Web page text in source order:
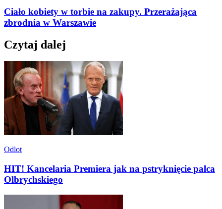
Ciało kobiety w torbie na zakupy. Przerażająca
zbrodnia w Warszawie
Czytaj dalej
Odlot
HIT! Kancelaria Premiera jak na pstryknięcie palca
Olbrychskiego